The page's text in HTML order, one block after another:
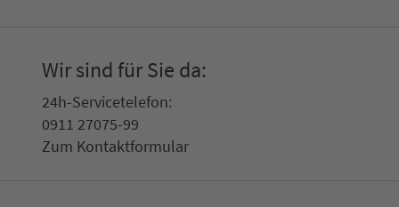
Wir sind für Sie da:
24h-Ser­vice­te­le­fon:
0911 27075-99
Zum Kon­taktformular